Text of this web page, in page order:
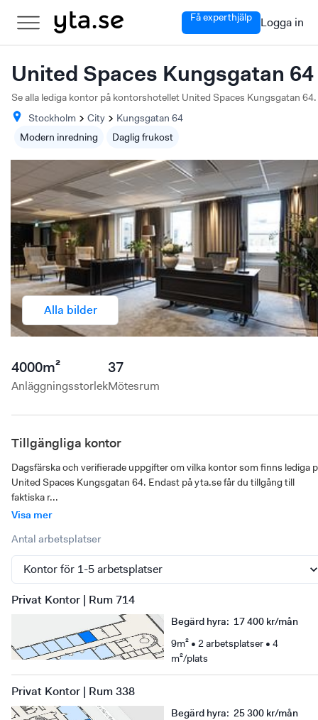
Få experthjälp Logga in
United Spaces Kungsgatan 64
Se alla lediga kontor på kontorshotellet United Spaces Kungsgatan 64.
Stockholm
City Kungsgatan 64
Modern inredning
Daglig frukost
Alla bilder
4000m²
Anläggningsstorlek
37
Mötesrum
Tillgängliga kontor
Dagsfärska och verifierade uppgifter om vilka kontor som finns lediga
United Spaces Kungsgatan 64. Endast på yta.se får du tillgång till
faktiska r...
Visa mer
Antal arbetsplatser
Privat Kontor | Rum 714
Begärd hyra: 17 400 kr/mån
9m² • 2 arbetsplatser • 4
m²/plats
Privat Kontor | Rum 338
Begärd hyra: 25 300 kr/mån